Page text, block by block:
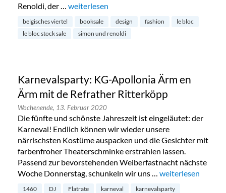
Renoldi, der … „Le Bloc Stock Sale bei Simon & Renoldi im
weiterlesen
belgisches viertel booksale design fashion
le bloc
le bloc stock sale
simon und renoldi
Karnevalsparty: KG-Apollonia Ärm en
Ärm mit de Refrather Ritterköpp
Wochenende, 13. Februar 2020
Die fünfte und schönste Jahreszeit ist eingeläutet: der
Karneval! Endlich können wir wieder unsere
närrischsten Kostüme auspacken und die Gesichter mit
farbenfroher Theaterschminke erstrahlen lassen.
Passend zur bevorstehenden Weiberfastnacht nächste
Woche Donnerstag, schunkeln wir uns … „Karnevalsparty:
weiterlesen
1460 DJ Flatrate karneval
karnevalsparty